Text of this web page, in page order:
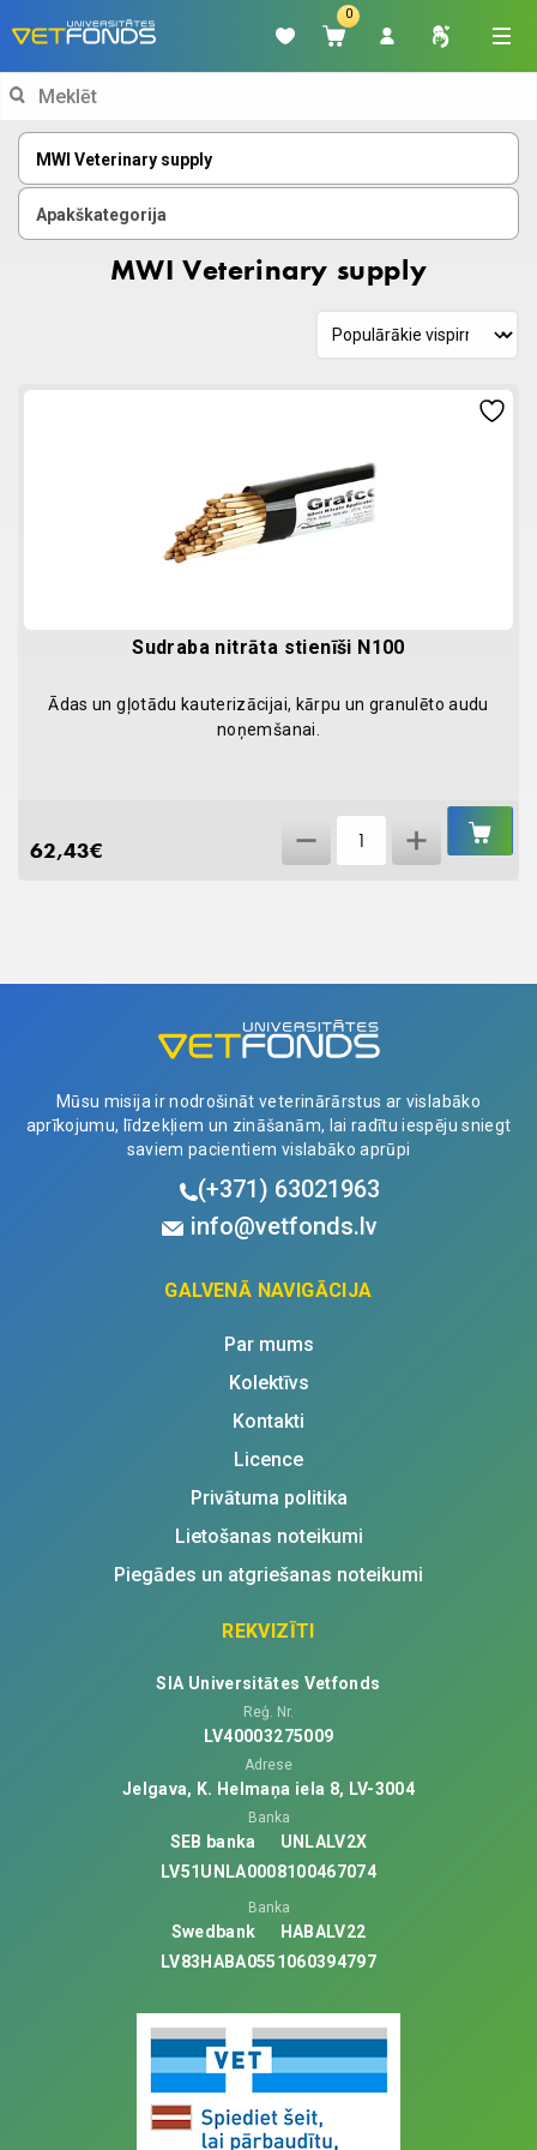
0
Search
MWI Veterinary supply
Apakškategorija
MWI Veterinary supply
Sudraba nitrāta stienīši N100
Ādas un gļotādu kauterizācijai, kārpu un granulēto audu
noņemšanai.
62,43€
nitrāta
Mūsu misija ir nodrošināt veterinārārstus ar vislabāko
aprīkojumu, līdzekļiem un zināšanām, lai radītu iespēju sniegt
saviem pacientiem vislabāko aprūpi
(+371) 63021963
info@vetfonds.lv
GALVENĀ NAVIGĀCIJA
Par mums
Kolektīvs
Kontakti
Licence
Privātuma politika
Lietošanas noteikumi
Piegādes un atgriešanas noteikumi
REKVIZĪTI
SIA Universitātes Vetfonds
Reģ. Nr.
LV40003275009
Adrese
Jelgava, K. Helmaņa iela 8, LV-3004
Banka
SEB banka
UNLALV2X
LV51UNLA0008100467074
Banka
Swedbank
HABALV22
LV83HABA0551060394797